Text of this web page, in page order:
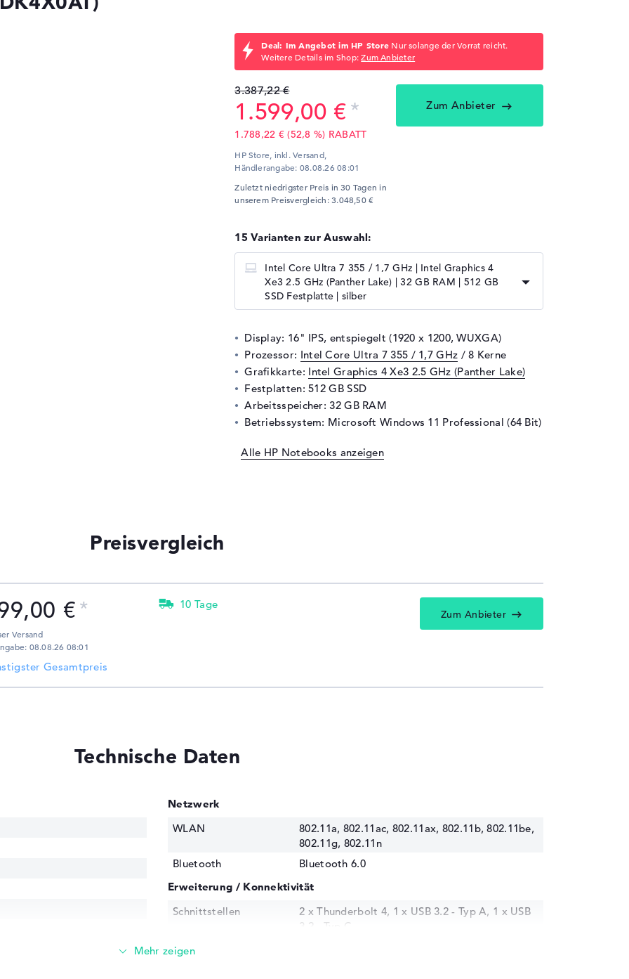
Deal: Im Angebot im HP Store Nur solange der Vorrat reicht.
Weitere Details im Shop:Zum Anbieter
3.387,22 €
1.599,00 €
1.788,22 € (52,8 %) RABATT
HP Store, inkl. Versand,
Händlerangabe: 08.08.26 08:01
Zuletzt niedrigster Preis in 30 Tagen in
unserem Preisvergleich: 3.048,50 €
Zum Anbieter
15 Varianten zur Auswahl:
Intel Core Ultra 7 355 / 1,7 GHz | Intel Graphics 4
Xe3 2.5 GHz (Panther Lake) | 32 GB RAM | 512 GB
SSD Festplatte | silber
Display: 16" IPS, entspiegelt (1920 x 1200, WUXGA)
Prozessor: Intel Core Ultra 7 355 / 1,7 GHz / 8 Kerne
Grafikkarte: Intel Graphics 4 Xe3 2.5 GHz (Panther Lake)
Festplatten: 512 GB SSD
Arbeitsspeicher: 32 GB RAM
Betriebssystem: Microsoft Windows 11 Professional (64 Bit)
Alle HP Notebooks anzeigen
Preisvergleich
€
Versand
08.08.26 08:01
Gesamtpreis
10 Tage
Zum Anbieter
Technische Daten
Netzwerk
WLAN
802.11a, 802.11ac, 802.11ax, 802.11b, 802.11be,
802.11g, 802.11n
Bluetooth
Bluetooth 6.0
Erweiterung / Konnektivität
Schnittstellen
2 x Thunderbolt 4, 1 x USB 3.2 - Typ A, 1 x USB
3.2 - Typ C
Video